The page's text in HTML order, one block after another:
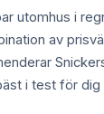
utomhus i
av
i test för dig